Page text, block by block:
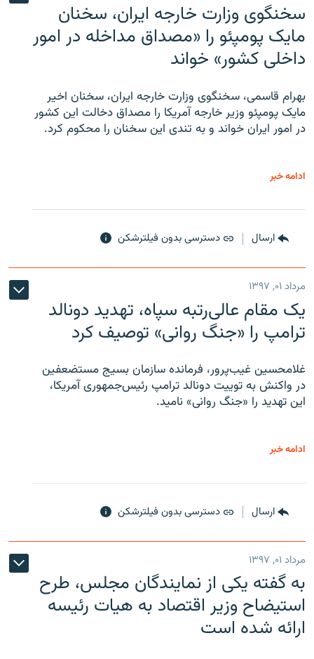
سخنگوی وزارت خارجه ایران، سخنان
مایک پومپئو را «مصداق مداخله در امور
داخلی کشور» خواند
بهرام قاسمی، سخنگوی وزارت خارجه ایران، سخنان اخیر
مایک پومپئو وزیر خارجه آمریکا را مصداق دخالت این کشور
در امور ایران خواند و به تندی این سخنان را محکوم کرد.
ادامه خبر
ارسال دسترسی بدون فیلترشکن
مرداد ۰۱, ۱۳۹۷
یک مقام عالی‌رتبه سپاه، تهدید دونالد
ترامپ را «جنگ روانی» توصیف کرد
غلامحسین غیب‌پرور، فرمانده سازمان بسیج مستضعفین
در واکنش به توییت دونالد ترامپ رئیس‌جمهوری آمریکا،
این تهدید را «جنگ روانی» نامید.
ادامه خبر
ارسال دسترسی بدون فیلترشکن
مرداد ۰۱, ۱۳۹۷
به گفته یکی از نمایندگان مجلس، طرح
استیضاح وزیر اقتصاد به هیات رئیسه
ارائه شده است